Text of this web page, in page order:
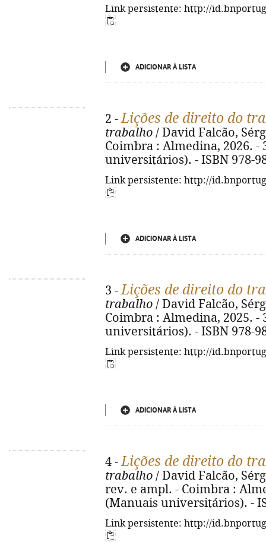
Link persistente: http://
ADICIONAR À LISTA
2 -Lições de direito do
trabalho / David Falcão,
Coimbra : Almedina, 2026. -
universitários). - ISBN 978-
Link persistente: http://
ADICIONAR À LISTA
3 -Lições de direito do
trabalho / David Falcão,
Coimbra : Almedina, 2025. -
universitários). - ISBN 978-
Link persistente: http://
ADICIONAR À LISTA
4 -Lições de direito do
trabalho / David Falcão,
rev. e ampl. - Coimbra :
(Manuais universitários). -
Link persistente: http://